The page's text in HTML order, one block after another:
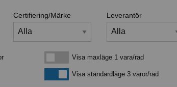
Certifiering/Märke Leverantör
Visa maxläge 1 vara/rad
Visa maxläge 1 vara/rad
Visa standardlägeVisa standardläge 3 varor/rad